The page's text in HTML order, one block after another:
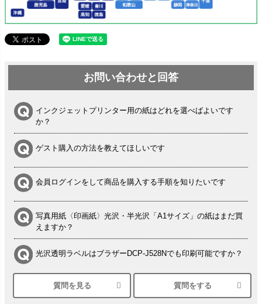
お問い合わせと回答
インクジェットプリンター用の紙はどれを選べばよいです
か？
ゲスト購入の方法を教えてほしいです
会員ログインをして商品を購入する手順を知りたいです
写真用紙〈印画紙〉光沢・半光沢「A1サイズ」の紙はまだ買
えますか？
光沢透明ラベルはブラザーDCP-J528Nでも印刷可能ですか？
シルバーペーパーにEPSON EP-30VAで印刷するときの設定
は？
質問を見る 質問をする